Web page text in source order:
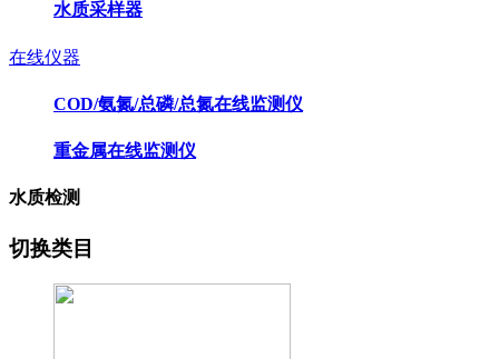
水质采样器
在线仪器
COD/氨氮/总磷/总氮在线监测仪
重金属在线监测仪
水质检测
切换类目